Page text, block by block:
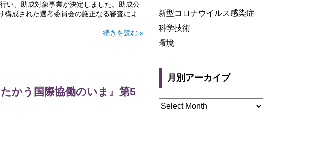
い、助成対象事業が決定しました。助成公
成された選考委員会の厳正なる審査によ
続きを読む »
かう国際協働のいま』第5
新型コロナウイルス感染症
科学技術
環境
月別アーカイブ